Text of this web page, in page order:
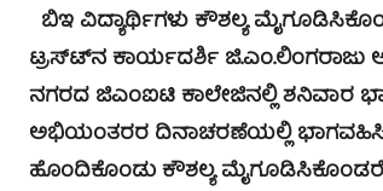
ಬಿಇ ವಿದ್ಯಾರ್ಥಿಗಳು ಕೌಶಲ್ಯ
ಟ್ರಸ್ಟ್‍ನ ಕಾರ್ಯದರ್ಶಿ ಜಿ.ಎಂ.ಲಿಂಗರಾಜು
ನಗರದ ಜಿಎಂಐಟಿ ಕಾಲೇಜಿನಲ್ಲಿ ಶನಿವಾರ
ಅಭಿಯಂತರರ ದಿನಾಚರಣೆಯಲ್ಲಿ ಭಾಗವಹಿಸಿ
ಹೊಂದಿಕೊಂಡು ಕೌಶಲ್ಯ ಮೈಗೂಡಿಸಿಕೊಂಡರೆ,